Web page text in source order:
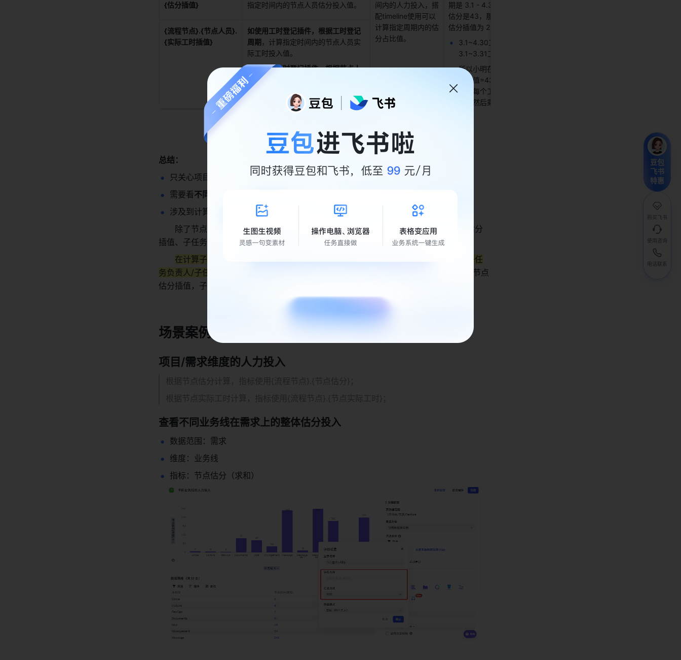
{估分插值}
指定时间内的节点人员估分投入值。
间内的人力投入，搭
配timeline使用可以
计算指定周期内的估
分占比值。
期是 3.1 - 4.30，小明的节点人员
估分是43，那小明在 3.1 - 3.31 的
估分插值为 21 。
3.1~4.30工作日=43天；
3.1~3.31工作日=21。
所以小明在 3.1 - 3.31 的节点估
分插值=43/43*21=21(先计算小
明在每个工作日投入的平均人
力，然后乘以3月的工作日天数)
{流程节点}.{节点人员}.
{实际工时插值}
如使用工时登记插件，根据工时登记
周期 ，计算指定时间内的节点人员实
际工时投入值。
如未使用工时登记插件，根据节点人
员排期
实际工时投入值。
总结：
只关心项目/需求的投入，不需要了解具体人员，用 节点估分/节点实际工时
需要看不同节点人员
涉及到计算
一定时间内的节点人员人力投入 ，用节点人员的 估分插值/实际工时插值
除了节点相关的人力投入，还可以计算子任务估分、子任务实际工时、子任务精度估分
插值、子任务实际工时插值。
在计算子任务相关估分或实际工时时，需要注意维度要使用子任务层级字段，例如子任
务负责人/子任务名称。
即指标和维度的计算必须在一个层级，节点负责人/节点名称搭配节点
估分插值，子任务负责人搭配子任务估分插值。
场景案例
项目/需求维度的人力投入
查看不同业务线在需求上的整体估分投入
数据范围：需求
维度：业务线
指标：节点估分（求和）
豆包
飞书
特惠
购买飞书
使用咨询
电话联系